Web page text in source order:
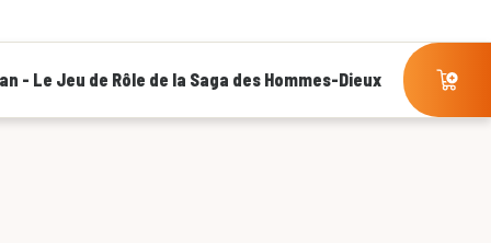
- Le Jeu de Rôle de la Saga des Hommes-Dieux